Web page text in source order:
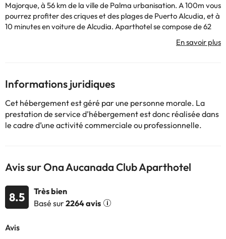
Majorque, à 56 km de la ville de Palma urbanisation. A 100m vous
pourrez profiter des criques et des plages de Puerto Alcudia, et à
10 minutes en voiture de Alcudia. Aparthotel se compose de 62
appartements entièrement équipés et 11 villas, avec 3 piscines
extérieures, d'animation, les activités du programme, un
pouvez consulter les tarifs directement auprès de
l’établissement. Toutes les informations figurant sur cette fiche
sont susceptibles d’être modifiées par l’hébergement. Si vous
Informations juridiques
Cet hébergement est géré par une personne morale. La
prestation de service d’hébergement est donc réalisée dans
le cadre d’une activité commerciale ou professionnelle.
Avis sur Ona Aucanada Club Aparthotel
8.5
Très bien
Basé sur2264 avis